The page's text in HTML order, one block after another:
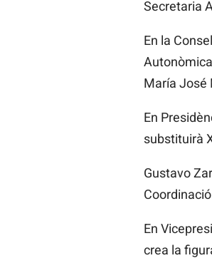
Secretaria
En la
María José
En
substituirà
Gustavo
En
crea la